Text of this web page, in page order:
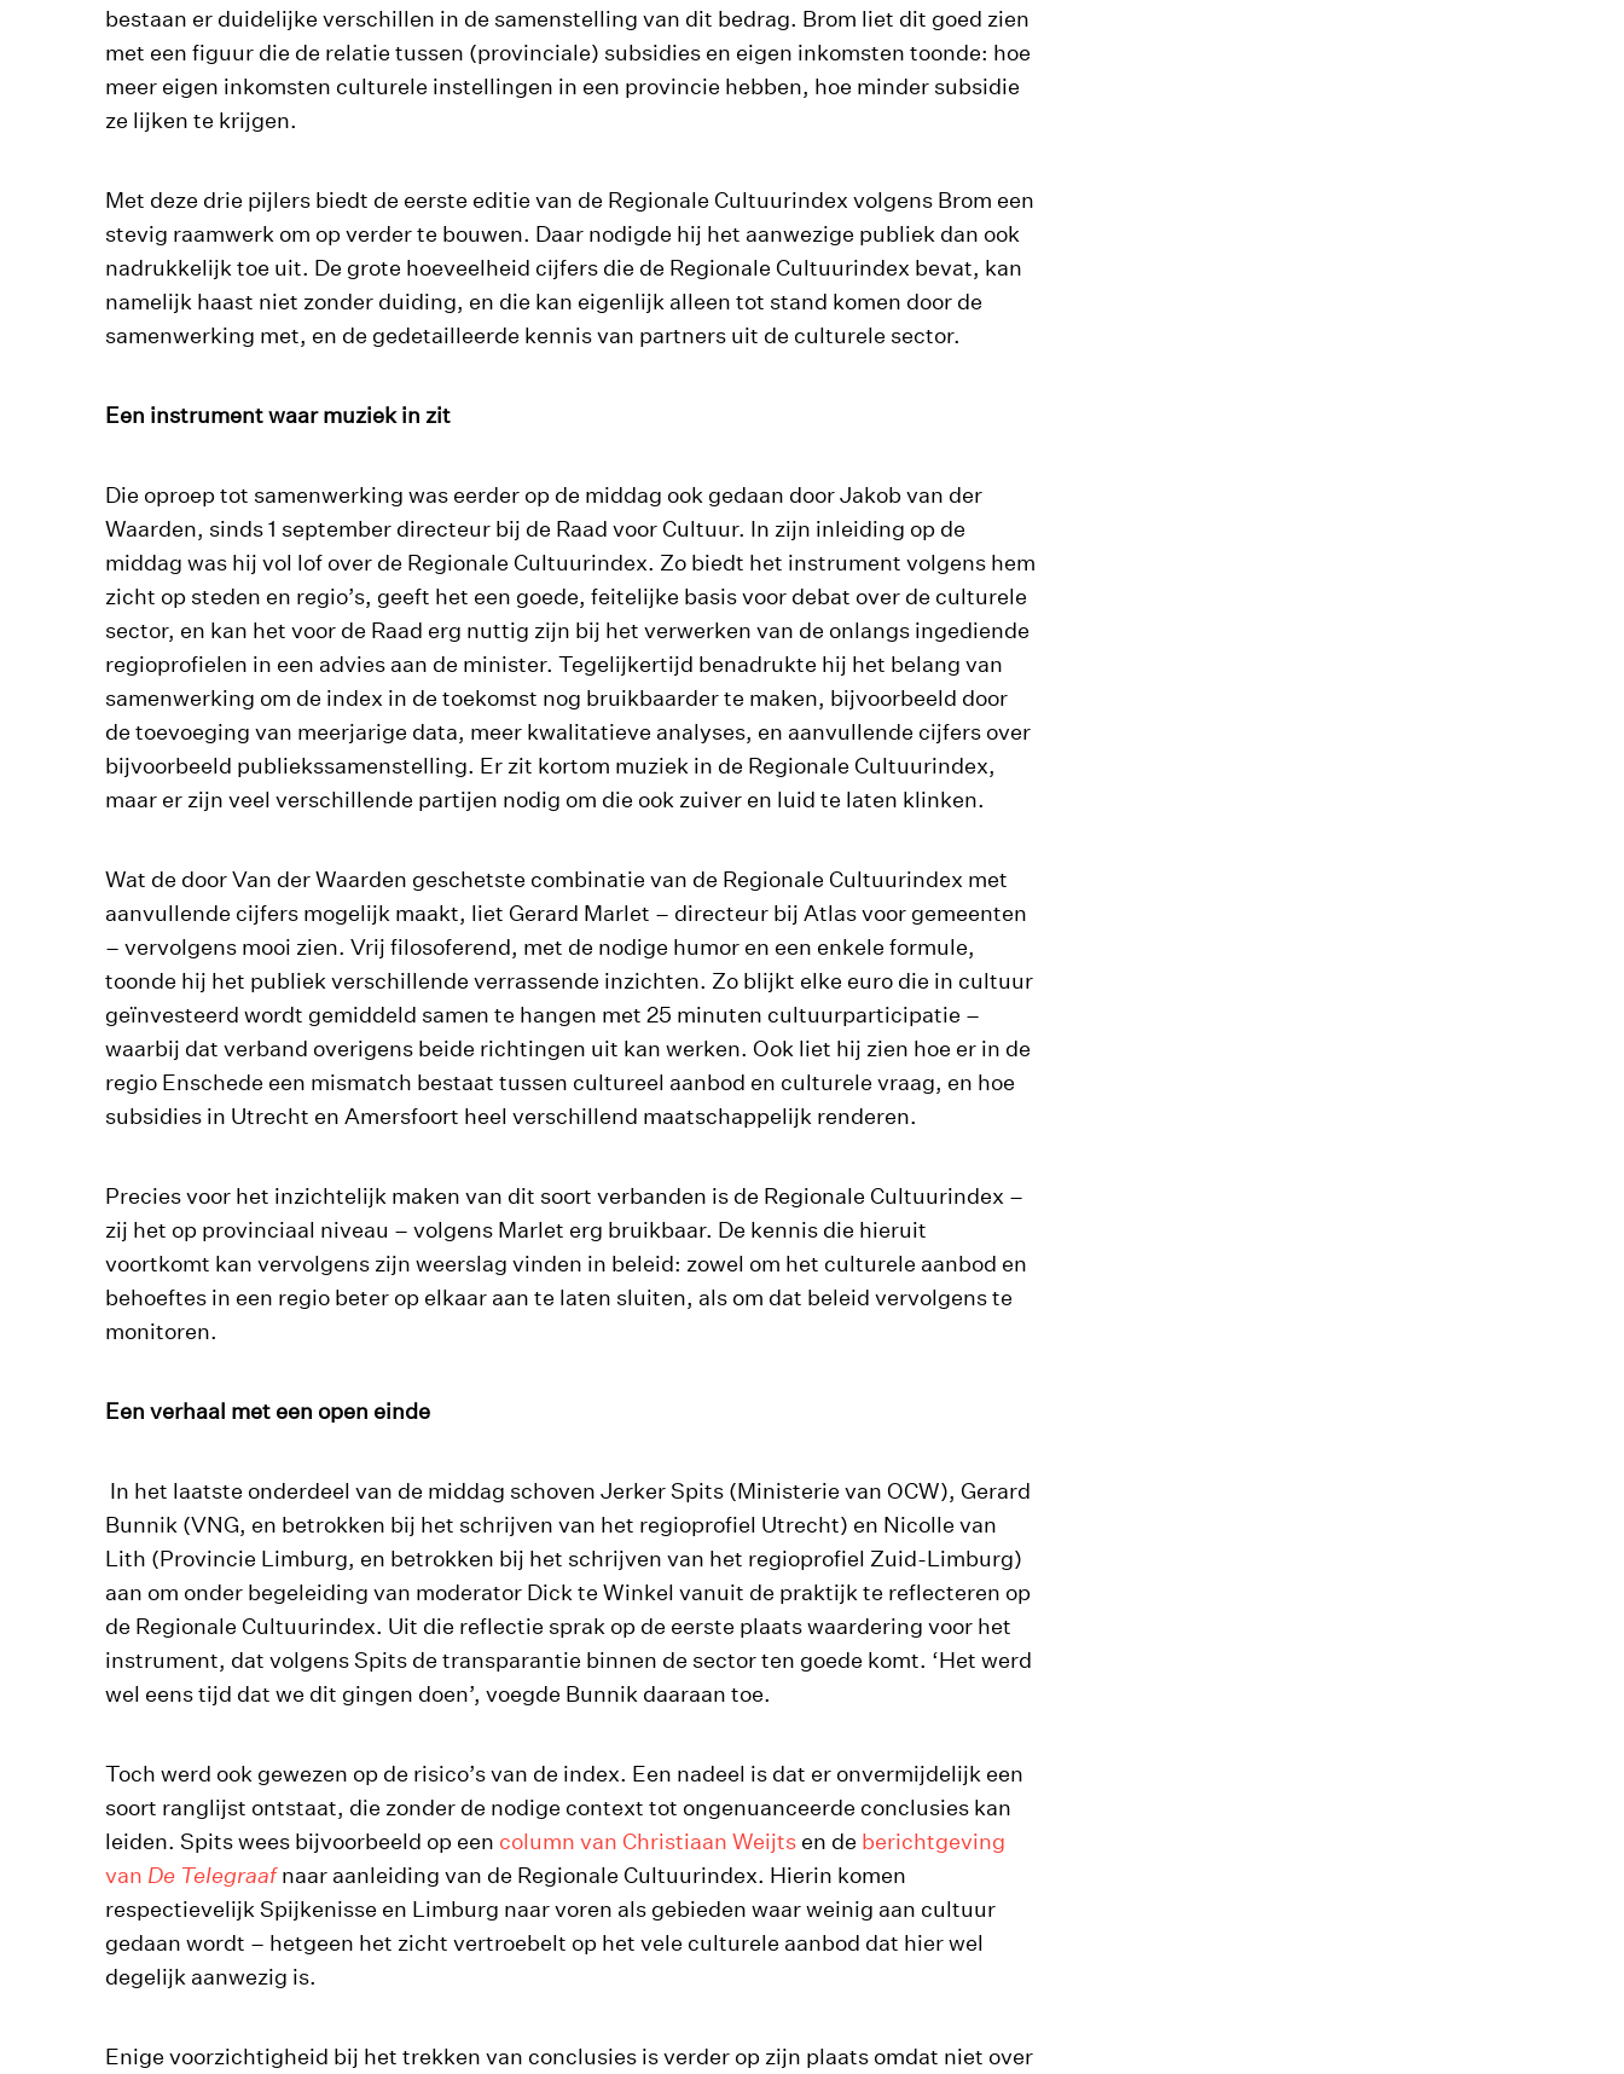
bestaan er duidelijke verschillen in de samenstelling van dit bedrag. Brom liet dit goed zien
met een figuur die de relatie tussen (provinciale) subsidies en eigen inkomsten toonde: hoe
meer eigen inkomsten culturele instellingen in een provincie hebben, hoe minder subsidie
ze lijken te krijgen.
Met deze drie pijlers biedt de eerste editie van de Regionale Cultuurindex volgens Brom een
stevig raamwerk om op verder te bouwen. Daar nodigde hij het aanwezige publiek dan ook
nadrukkelijk toe uit. De grote hoeveelheid cijfers die de Regionale Cultuurindex bevat, kan
namelijk haast niet zonder duiding, en die kan eigenlijk alleen tot stand komen door de
samenwerking met, en de gedetailleerde kennis van partners uit de culturele sector.
Een instrument waar muziek in zit
Die oproep tot samenwerking was eerder op de middag ook gedaan door Jakob van der
Waarden, sinds 1 september directeur bij de Raad voor Cultuur. In zijn inleiding op de
middag was hij vol lof over de Regionale Cultuurindex. Zo biedt het instrument volgens hem
zicht op steden en regio’s, geeft het een goede, feitelijke basis voor debat over de culturele
sector, en kan het voor de Raad erg nuttig zijn bij het verwerken van de onlangs ingediende
regioprofielen in een advies aan de minister. Tegelijkertijd benadrukte hij het belang van
samenwerking om de index in de toekomst nog bruikbaarder te maken, bijvoorbeeld door
de toevoeging van meerjarige data, meer kwalitatieve analyses, en aanvullende cijfers over
bijvoorbeeld publiekssamenstelling. Er zit kortom muziek in de Regionale Cultuurindex,
maar er zijn veel verschillende partijen nodig om die ook zuiver en luid te laten klinken.
Wat de door Van der Waarden geschetste combinatie van de Regionale Cultuurindex met
aanvullende cijfers mogelijk maakt, liet Gerard Marlet – directeur bij Atlas voor gemeenten
– vervolgens mooi zien. Vrij filosoferend, met de nodige humor en een enkele formule,
toonde hij het publiek verschillende verrassende inzichten. Zo blijkt elke euro die in cultuur
geïnvesteerd wordt gemiddeld samen te hangen met 25 minuten cultuurparticipatie –
waarbij dat verband overigens beide richtingen uit kan werken. Ook liet hij zien hoe er in de
regio Enschede een mismatch bestaat tussen cultureel aanbod en culturele vraag, en hoe
subsidies in Utrecht en Amersfoort heel verschillend maatschappelijk renderen.
Precies voor het inzichtelijk maken van dit soort verbanden is de Regionale Cultuurindex –
zij het op provinciaal niveau – volgens Marlet erg bruikbaar. De kennis die hieruit
voortkomt kan vervolgens zijn weerslag vinden in beleid: zowel om het culturele aanbod en
behoeftes in een regio beter op elkaar aan te laten sluiten, als om dat beleid vervolgens te
monitoren.
Een verhaal met een open einde
In het laatste onderdeel van de middag schoven Jerker Spits (Ministerie van OCW), Gerard
Bunnik (VNG, en betrokken bij het schrijven van het regioprofiel Utrecht) en Nicolle van
Lith (Provincie Limburg, en betrokken bij het schrijven van het regioprofiel Zuid-Limburg)
aan om onder begeleiding van moderator Dick te Winkel vanuit de praktijk te reflecteren op
de Regionale Cultuurindex. Uit die reflectie sprak op de eerste plaats waardering voor het
instrument, dat volgens Spits de transparantie binnen de sector ten goede komt. ‘Het werd
wel eens tijd dat we dit gingen doen’, voegde Bunnik daaraan toe.
Toch werd ook gewezen op de risico’s van de index. Een nadeel is dat er onvermijdelijk een
soort ranglijst ontstaat, die zonder de nodige context tot ongenuanceerde conclusies kan
leiden. Spits wees bijvoorbeeld op een column van Christiaan Weijts en de berichtgeving
van De Telegraafnaar aanleiding van de Regionale Cultuurindex. Hierin komen
respectievelijk Spijkenisse en Limburg naar voren als gebieden waar weinig aan cultuur
gedaan wordt – hetgeen het zicht vertroebelt op het vele culturele aanbod dat hier wel
degelijk aanwezig is.
Enige voorzichtigheid bij het trekken van conclusies is verder op zijn plaats omdat niet over